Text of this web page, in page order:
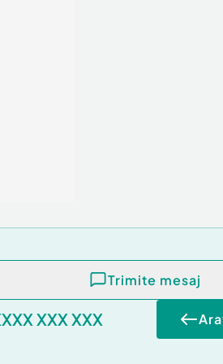
Trimite mesaj
XXX XXX